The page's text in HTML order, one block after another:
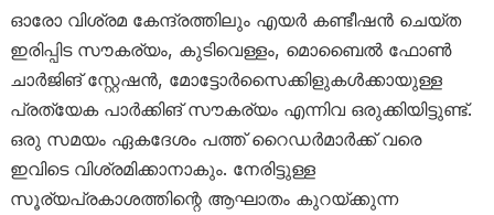
ഓരോ വിശ്രമ കേന്ദ്രത്തിലും എയർ കണ്ടീഷൻ ചെയ്ത
ഇരിപ്പിട സൗകര്യം, കുടിവെള്ളം, മൊബൈൽ ഫോൺ
ചാർജിങ് സ്റ്റേഷൻ, മോട്ടോർസൈക്കിളുകൾക്കായുള്ള
പ്രത്യേക പാർക്കിങ് സൗകര്യം എന്നിവ ഒരുക്കിയിട്ടുണ്ട്.
ഒരു സമയം ഏകദേശം പത്ത് റൈഡർമാർക്ക് വരെ
ഇവിടെ വിശ്രമിക്കാനാകും. നേരിട്ടുള്ള
സൂര്യപ്രകാശത്തിന്റെ ആഘാതം കുറയ്ക്കുന്ന